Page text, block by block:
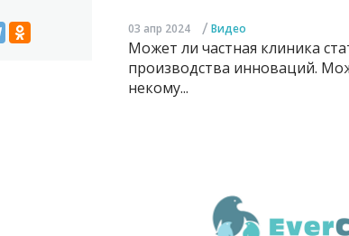
03 апр 2024 / Видео
Может ли частная клиника
производства инноваций.
некому...